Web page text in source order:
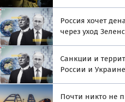
Россия хочет
через уход
Санкции и
России и Украине
Почти никто не